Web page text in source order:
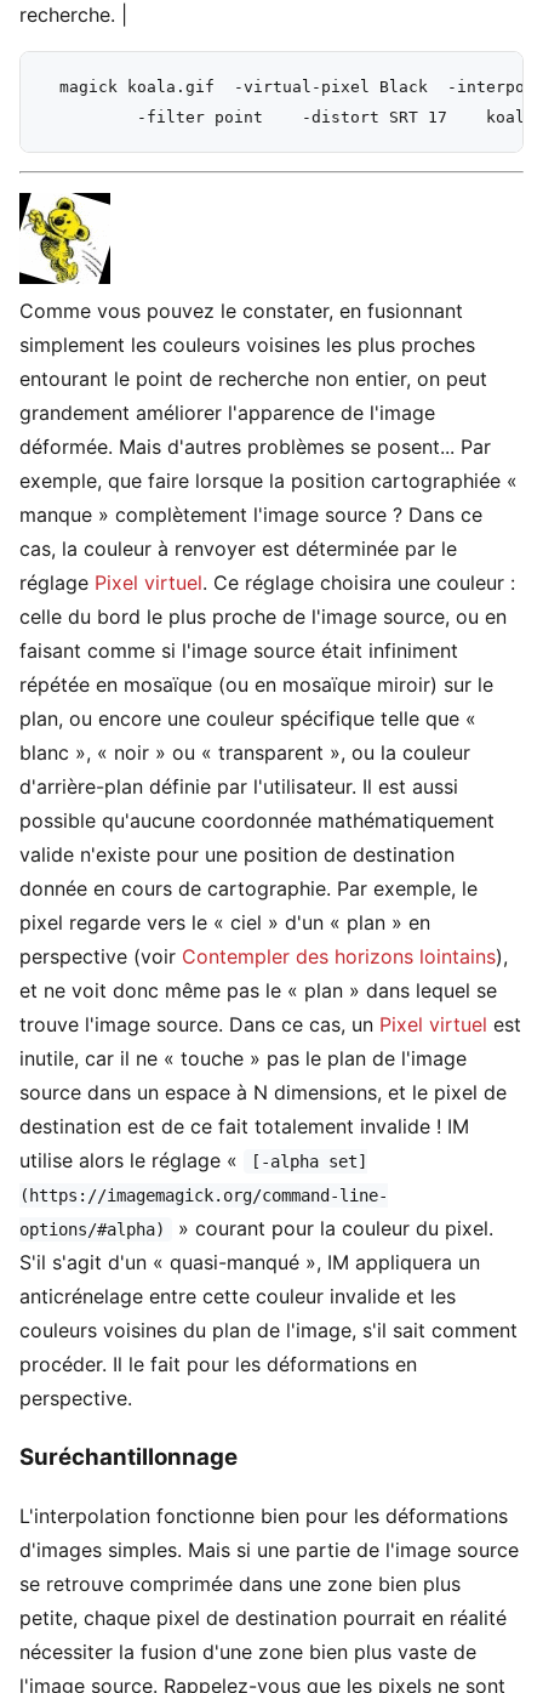
recherche. |
magick koala.gif  -virtual-pixel Black  -
Comme vous pouvez le constater, en fusionnant
simplement les couleurs voisines les plus proches
entourant le point de recherche non entier, on peut
grandement améliorer l'apparence de l'image
déformée. Mais d'autres problèmes se posent... Par
exemple, que faire lorsque la position cartographiée «
manque » complètement l'image source ? Dans ce
cas, la couleur à renvoyer est déterminée par le
réglage Pixel virtuel. Ce réglage choisira une couleur :
celle du bord le plus proche de l'image source, ou en
faisant comme si l'image source était infiniment
répétée en mosaïque (ou en mosaïque miroir) sur le
plan, ou encore une couleur spécifique telle que «
blanc », « noir » ou « transparent », ou la couleur
d'arrière-plan définie par l'utilisateur. Il est aussi
possible qu'aucune coordonnée mathématiquement
valide n'existe pour une position de destination
donnée en cours de cartographie. Par exemple, le
pixel regarde vers le « ciel » d'un « plan » en
perspective (voir Contempler des horizons lointains),
et ne voit donc même pas le « plan » dans lequel se
trouve l'image source. Dans ce cas, un Pixel virtuel est
inutile, car il ne « touche » pas le plan de l'image
source dans un espace à N dimensions, et le pixel de
destination est de ce fait totalement invalide ! IM
utilise alors le réglage «
[-alpha set]
(https://imagemagick.org/command-line-
options/#alpha)
» courant pour la couleur du pixel.
S'il s'agit d'un « quasi-manqué », IM appliquera un
anticrénelage entre cette couleur invalide et les
couleurs voisines du plan de l'image, s'il sait comment
procéder. Il le fait pour les déformations en
perspective.
Suréchantillonnage
L'interpolation fonctionne bien pour les déformations
d'images simples. Mais si une partie de l'image source
se retrouve comprimée dans une zone bien plus
petite, chaque pixel de destination pourrait en réalité
nécessiter la fusion d'une zone bien plus vaste de
l'image source. Rappelez-vous que les pixels ne sont